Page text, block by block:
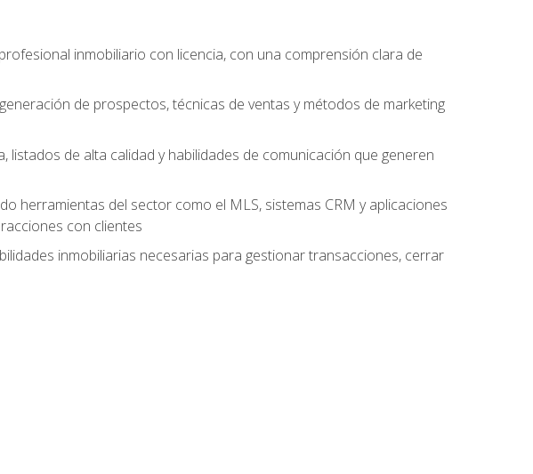
inmobiliario con licencia, con una comprensión clara de
de prospectos, técnicas de ventas y métodos de marketing
de alta calidad y habilidades de comunicación que generen
herramientas del sector como el MLS, sistemas CRM y aplicaciones
con clientes
inmobiliarias necesarias para gestionar transacciones, cerrar